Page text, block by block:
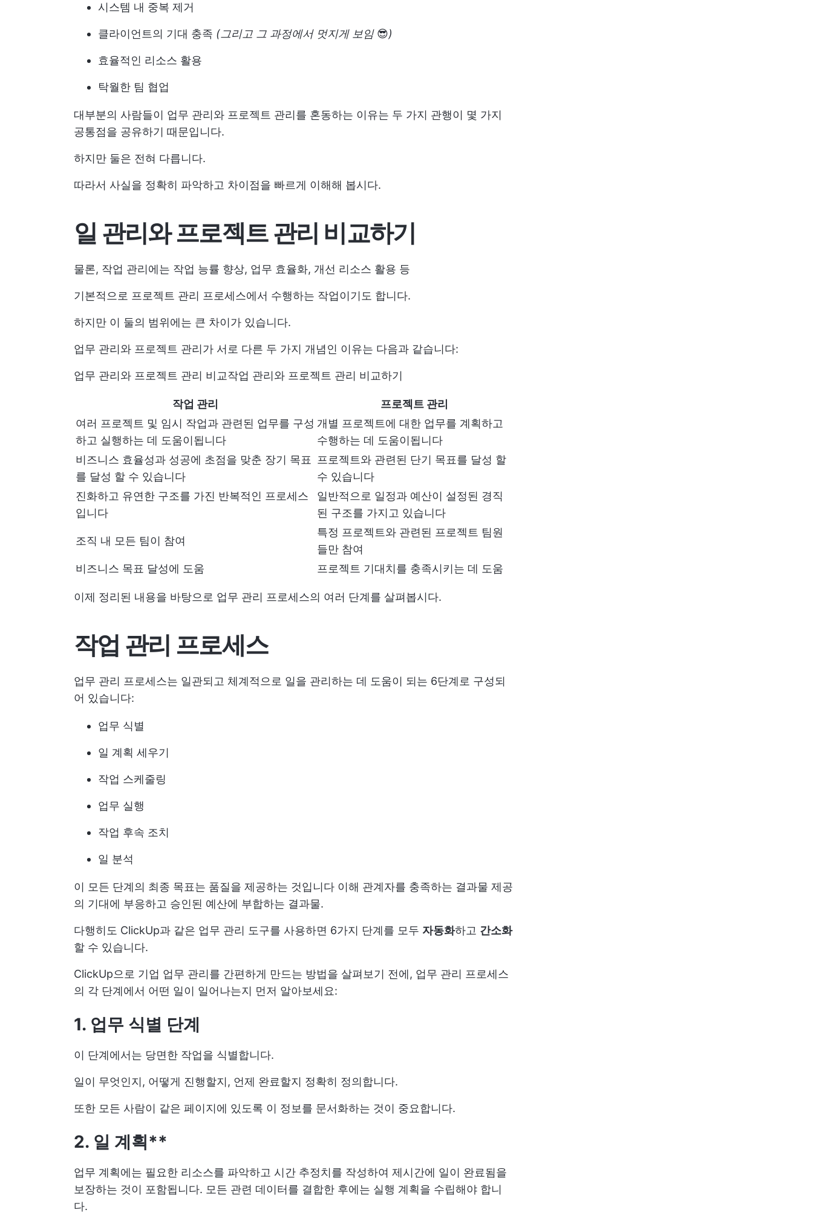
시스템 내 중복 제거
클라이언트의 기대 충족 (그리고 그 과정에서 멋지게 보임😎)
효율적인 리소스 활용
탁월한 팀 협업
대부분의 사람들이 업무 관리와 프로젝트 관리를 혼동하는 이유는 두 가지 관행이 몇 가지
공통점을 공유하기 때문입니다.
하지만 둘은 전혀 다릅니다.
따라서 사실을 정확히 파악하고 차이점을 빠르게 이해해 봅시다.
일 관리와 프로젝트 관리 비교하기
물론, 작업 관리에는 작업 능률 향상, 업무 효율화, 개선 리소스 활용 등
기본적으로 프로젝트 관리 프로세스에서 수행하는 작업이기도 합니다.
하지만 이 둘의 범위에는 큰 차이가 있습니다.
업무 관리와 프로젝트 관리가 서로 다른 두 가지 개념인 이유는 다음과 같습니다:
업무 관리와 프로젝트 관리 비교작업 관리와 프로젝트 관리 비교하기
작업 관리
프로젝트 관리
여러 프로젝트 및 임시 작업과 관련된 업무를 구성
하고 실행하는 데 도움이됩니다
개별 프로젝트에 대한 업무를 계획하고
수행하는 데 도움이됩니다
비즈니스 효율성과 성공에 초점을 맞춘 장기 목표
를 달성 할 수 있습니다
프로젝트와 관련된 단기 목표를 달성 할
수 있습니다
진화하고 유연한 구조를 가진 반복적인 프로세스
입니다
일반적으로 일정과 예산이 설정된 경직
된 구조를 가지고 있습니다
조직 내 모든 팀이 참여
특정 프로젝트와 관련된 프로젝트 팀원
들만 참여
비즈니스 목표 달성에 도움
프로젝트 기대치를 충족시키는 데 도움
이제 정리된 내용을 바탕으로 업무 관리 프로세스의 여러 단계를 살펴봅시다.
작업 관리 프로세스
업무 관리 프로세스는 일관되고 체계적으로 일을 관리하는 데 도움이 되는 6단계로 구성되
어 있습니다:
업무 식별
일 계획 세우기
작업 스케줄링
업무 실행
작업 후속 조치
일 분석
이 모든 단계의 최종 목표는 품질을 제공하는 것입니다 이해 관계자를 충족하는 결과물 제공
의 기대에 부응하고 승인된 예산에 부합하는 결과물.
다행히도 ClickUp과 같은 업무 관리 도구를 사용하면 6가지 단계를 모두 자동화하고 간소화
할 수 있습니다.
ClickUp으로 기업 업무 관리를 간편하게 만드는 방법을 살펴보기 전에, 업무 관리 프로세스
의 각 단계에서 어떤 일이 일어나는지 먼저 알아보세요:
1. 업무 식별 단계
이 단계에서는 당면한 작업을 식별합니다.
일이 무엇인지, 어떻게 진행할지, 언제 완료할지 정확히 정의합니다.
또한 모든 사람이 같은 페이지에 있도록 이 정보를 문서화하는 것이 중요합니다.
2. 일 계획**
업무 계획에는 필요한 리소스를 파악하고 시간 추정치를 작성하여 제시간에 일이 완료됨을
보장하는 것이 포함됩니다. 모든 관련 데이터를 결합한 후에는 실행 계획을 수립해야 합니
다.